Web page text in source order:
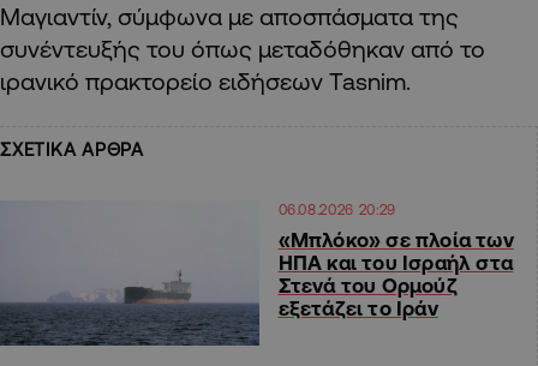
Μαγιαντίν, σύμφωνα με αποσπάσματα της
συνέντευξής του όπως μεταδόθηκαν από το
ιρανικό πρακτορείο ειδήσεων Tasnim.
ΣΧΕΤΙΚΑ ΑΡΘΡΑ
06.08.2026 20:29
«Μπλόκο» σε πλοία των
ΗΠΑ και του Ισραήλ στα
Στενά του Ορμούζ
εξετάζει το Ιράν